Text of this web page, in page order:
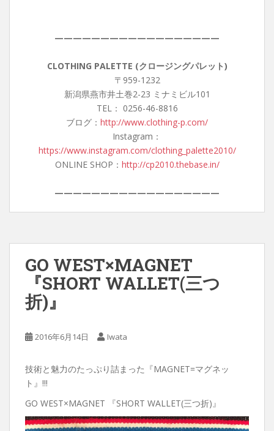
——————————————————
CLOTHING PALETTE (クロージングパレット)
〒959-1232
新潟県燕市井土巻2-23 ミナミビル101
TEL： 0256-46-8816
ブログ： http://www.clothing-p.com/
Instagram：
https://www.instagram.com/clothing_palette2010/
ONLINE SHOP： http://cp2010.thebase.in/
——————————————————
GO WEST×MAGNET
『SHORT WALLET(三つ
折)』
2016年6月14日 Iwata
技術と魅力のたっぷり詰まった『MAGNET=マグネッ
ト』!!!
GO WEST×MAGNET 『SHORT WALLET(三つ折)』